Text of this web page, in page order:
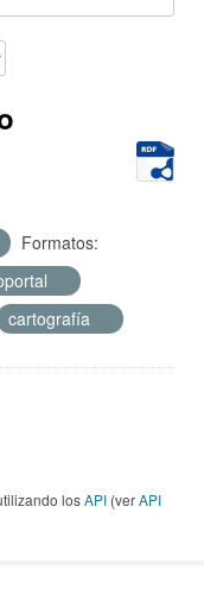
Formatos:
cartografía
losAPI (verAPI